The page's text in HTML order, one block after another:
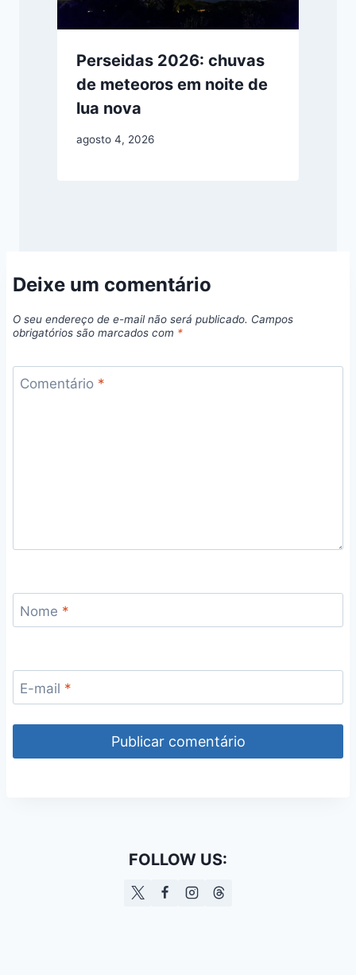
Perseidas 2026: chuvas
de meteoros em noite de
lua nova
agosto 4, 2026
Deixe um comentário
O seu endereço de e-mail não será publicado. Campos
obrigatórios são marcados com *
Comentário *
Nome *
E-mail *
FOLLOW US: